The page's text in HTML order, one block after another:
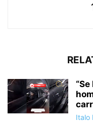
Italo